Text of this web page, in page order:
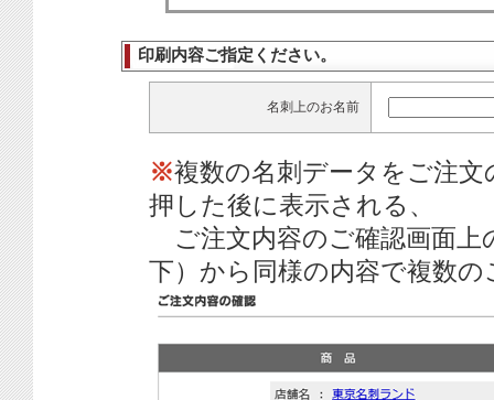
印刷内容ご指定ください。
名刺上のお名前
※複数の名刺データをご注
押した後に表示される、
ご注文内容のご確認画面上
下）から同様の内容で複数